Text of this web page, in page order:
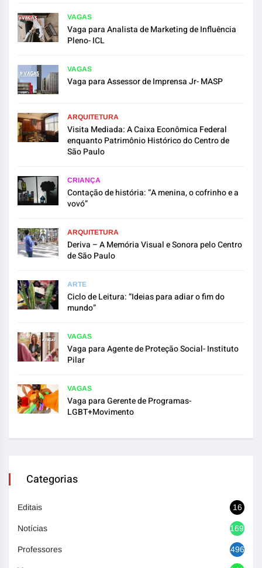
VAGAS
Vaga para Analista de Marketing de Influência
Pleno- ICL
VAGAS
Vaga para Assessor de Imprensa Jr- MASP
ARQUITETURA
Visita Mediada: A Caixa Econômica Federal
enquanto Patrimônio Histórico do Centro de
São Paulo
CRIANÇA
Contação de história: “A menina, o cofrinho e a
vovó”
ARQUITETURA
Deriva – A Memória Visual e Sonora pelo Centro
de São Paulo
ARTE
Ciclo de Leitura: “Ideias para adiar o fim do
mundo”
VAGAS
Vaga para Agente de Proteção Social- Instituto
Pilar
VAGAS
Vaga para Gerente de Programas-
LGBT+Movimento
Categorias
Editais 16
Notícias 1692
Professores 496